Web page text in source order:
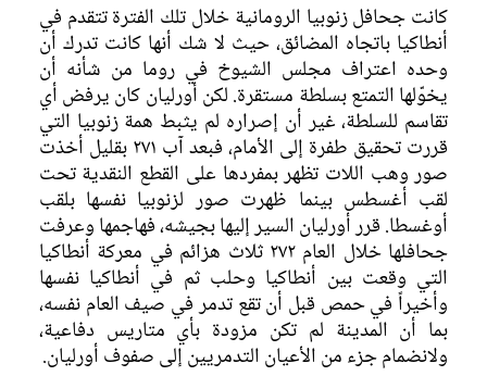
كانت جحافل زنوبيا الرومانية خلال تلك الفترة تتقدم في
أنطاكيا باتجاه المضائق، حيث لا شك أنها كانت تدرك أن
وحده اعتراف مجلس الشيوخ في روما من شأنه أن
يخوّلها التمتع بسلطة مستقرة. لكن أورليان كان يرفض أي
تقاسم للسلطة، غير أن إصراره لم يثبط همة زنوبيا التي
قررت تحقيق طفرة إلى الأمام، فبعد آب ٢٧١ بقليل أخذت
صور وهب اللات تظهر بمفردها على القطع النقدية تحت
لقب أغسطس بينما ظهرت صور لزنوبيا نفسها بلقب
أوغسطا. قرر أورليان السير إليها بجيشه، فهاجمها وعرفت
جحافلها خلال العام ٢٧٢ ثلاث هزائم في معركة أنطاكيا
التي وقعت بين أنطاكيا وحلب ثم في أنطاكيا نفسها
وأخيراً في حمص قبل أن تقع تدمر في صيف العام نفسه،
بما أن المدينة لم تكن مزودة بأي متاريس دفاعية،
ولانضمام جزء من الأعيان التدمريين إلى صفوف أورليان.